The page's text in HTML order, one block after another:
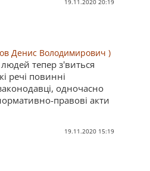
19.11.2020 20:19
Денис Володимирович )
тепер з'виться
речі повинні
одночасно
правові акти
19.11.2020 15:19